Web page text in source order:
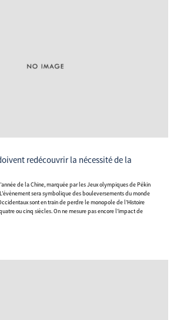
sera symbolique des bouleversements du monde
sont en train de perdre le monopole de l’Histoire
ou cinq siècles. On ne mesure pas encore l’impact de